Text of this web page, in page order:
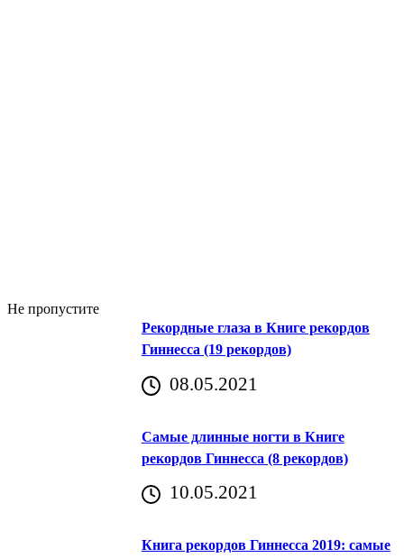
Не пропустите
Рекордные глаза в Книге рекордов
Гиннесса (19 рекордов)
08.05.2021
Самые длинные ногти в Книге
рекордов Гиннесса (8 рекордов)
10.05.2021
Книга рекордов Гиннесса 2019: самые